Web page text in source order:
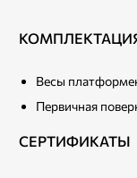
Весы
Первичная
СЕРТИФИКАТЫ